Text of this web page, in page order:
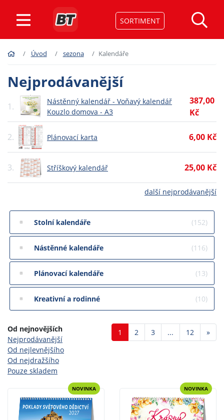
SORTIMENT
Úvod sezona Kalendáře
Nejprodávanější
1.
Nástěnný kalendář - Voňavý kalendář
Kouzlo domova - A3
387,00
Kč
2. Plánovací karta 6,00 Kč
3. Stříškový kalendář 25,00 Kč
další nejprodávanější
Stolní kalendáře (152)
Nástěnné kalendáře (116)
Plánovací kalendáře (13)
Kreativní a rodinné (10)
Od nejnovějších
Nejprodávanější
Od nejlevnějšího
Od nejdražšího
Pouze skladem
1 2 3 ... 12 »
NOVINKA NOVINKA